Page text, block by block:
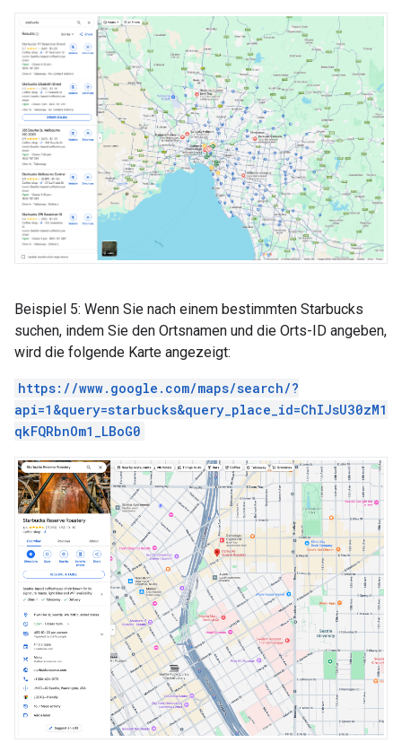
Beispiel 5: Wenn Sie nach einem bestimmten Starbucks
suchen, indem Sie den Ortsnamen und die Orts-ID angeben,
wird die folgende Karte angezeigt:
https://www.google.com/maps/search/?
api=1&query=starbucks&query_place_id=ChIJsU30zM1
qkFQRbnOm1_LBoG0